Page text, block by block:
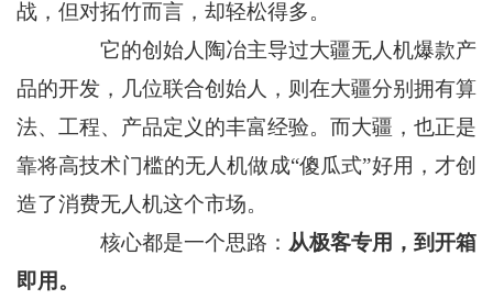
战，但对拓竹而言，却轻松得多。
它的创始人陶冶主导过大疆无人机爆款产
品的开发，几位联合创始人，则在大疆分别拥有算
法、工程、产品定义的丰富经验。而大疆，也正是
靠将高技术门槛的无人机做成“傻瓜式”好用，才创
造了消费无人机这个市场。
核心都是一个思路： 从极客专用，到开箱
即用。